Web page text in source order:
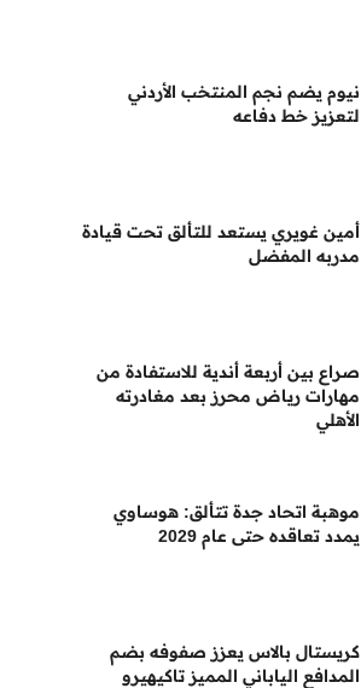
نيوم يضم نجم المنتخب الأردني
لتعزيز خط دفاعه
أمين غويري يستعد للتألق تحت قيادة
مدربه المفضل
صراع بين أربعة أندية للاستفادة من
مهارات رياض محرز بعد مغادرته
الأهلي
موهبة اتحاد جدة تتألق: هوساوي
يمدد تعاقده حتى عام 2029
كريستال بالاس يعزز صفوفه بضم
المدافع الياباني المميز تاكيهيرو